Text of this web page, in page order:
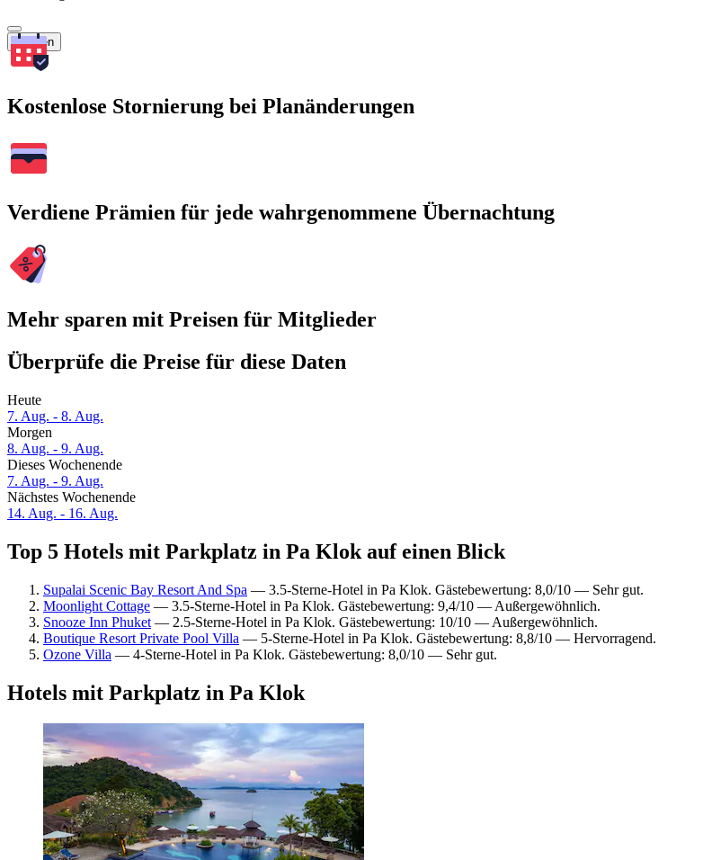
Suchen
Kostenlose Stornierung bei Planänderungen
Verdiene Prämien für jede wahrgenommene Übernachtung
Mehr sparen mit Preisen für Mitglieder
Überprüfe die Preise für diese Daten
Heute
7. Aug. - 8. Aug.
Morgen
8. Aug. - 9. Aug.
Dieses Wochenende
7. Aug. - 9. Aug.
Nächstes Wochenende
14. Aug. - 16. Aug.
Top 5 Hotels mit Parkplatz in Pa Klok auf einen Blick
Supalai Scenic Bay Resort And Spa — 3.5-Sterne-Hotel in Pa Klok. Gästebewertung: 8,0/10 — Sehr gut.
Moonlight Cottage — 3.5-Sterne-Hotel in Pa Klok. Gästebewertung: 9,4/10 — Außergewöhnlich.
Snooze Inn Phuket — 2.5-Sterne-Hotel in Pa Klok. Gästebewertung: 10/10 — Außergewöhnlich.
Boutique Resort Private Pool Villa — 5-Sterne-Hotel in Pa Klok. Gästebewertung: 8,8/10 — Hervorragend.
Ozone Villa — 4-Sterne-Hotel in Pa Klok. Gästebewertung: 8,0/10 — Sehr gut.
Hotels mit Parkplatz in Pa Klok